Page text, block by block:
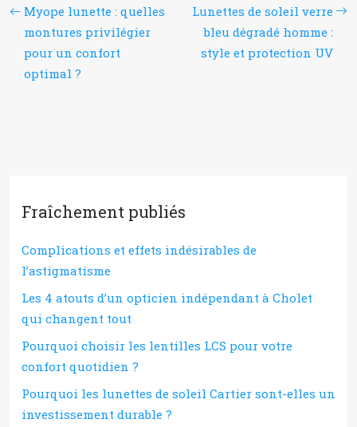
Myope lunette : quelles
montures privilégier
pour un confort
optimal ?
Lunettes de soleil verre
bleu dégradé homme :
style et protection UV
Fraîchement publiés
Complications et effets indésirables de
l’astigmatisme
Les 4 atouts d’un opticien indépendant à Cholet
qui changent tout
Pourquoi choisir les lentilles LCS pour votre
confort quotidien ?
Pourquoi les lunettes de soleil Cartier sont-elles un
investissement durable ?